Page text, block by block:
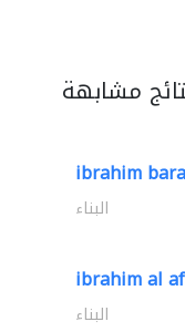
مشابهة
ibrahim
البناء
ibrahim al
البناء